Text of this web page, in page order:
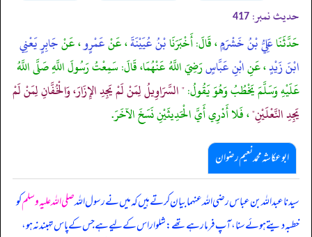
حدیث نمبر: 417
حَدَّثَنَاعَلِيُّ بْنُ خَشْرَمٍ، قَالَ: أَخْبَرَنَابْنُ عُيَيْنَةَ، عَنْعَمْرٍو، عَنْجَابِرٍ يَعْنِي
ابْنَ زَيْدٍ، عَنِابْنِ عَبَّاسٍرَضِيَ اللَّهُ عَنْهُمَا، قَالَ: سَمِعْتُ رَسُولَ اللَّهِ صَلَّى اللَّهُ
عَلَيْهِ وَسَلَّمَ يَخْطُبُ وَهُوَ يَقُولُ:" السَّرَاوِيلُ لِمَنْ لَمْ يَجِدِ الإِزَارَ، وَالْخُفَّانِ لِمَنْ لَمْ
يَجِدِ النَّعْلَيْنِ"، فَلا أَدْرِي أَيَّ الْحَدِيثَيْنِ نَسَخَ الآخَرَ.
ابوعکاشہ محمد نعیم رضوان
سیدنا عبداللہ بن عباس رضی اللہ عنہما بیان کرتے ہیں کہ میں نے رسول اللہصلی اللہ علیہ وسلمکو
خطبہ دیتے ہوئے سنا، آپ فرما رہے تھے: شلوار اس کے لیے ہے جس کے پاس تہبند نہ ہو،